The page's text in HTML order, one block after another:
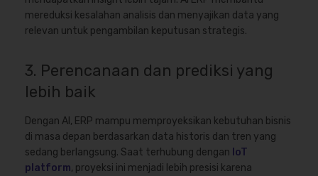
mereduksi kesalahan analisis dan menyajikan data yang
relevan untuk pengambilan keputusan strategis.
3. Perencanaan dan prediksi yang
lebih baik
Dengan AI, ERP mampu memproyeksikan kebutuhan bisnis
di masa depan berdasarkan data historis dan tren yang
sedang berlangsung. Saat terhubung dengan IoT
platform, proyeksi ini menjadi lebih presisi karena